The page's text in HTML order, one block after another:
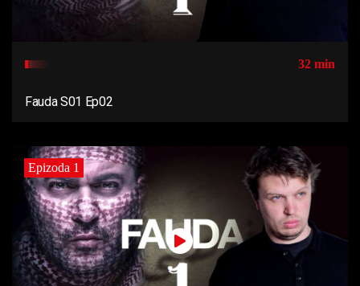
32 min
Fauda S01 Ep02
Epizoda 1